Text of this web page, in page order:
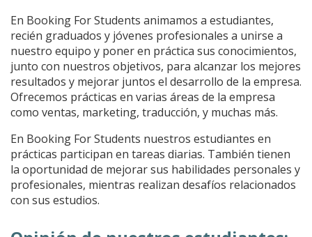
En Booking For Students animamos a estudiantes,
recién graduados y jóvenes profesionales a unirse a
nuestro equipo y poner en práctica sus conocimientos,
junto con nuestros objetivos, para alcanzar los mejores
resultados y mejorar juntos el desarrollo de la empresa.
Ofrecemos prácticas en varias áreas de la empresa
como ventas, marketing, traducción, y muchas más.
En Booking For Students nuestros estudiantes en
prácticas participan en tareas diarias. También tienen
la oportunidad de mejorar sus habilidades personales y
profesionales, mientras realizan desafíos relacionados
con sus estudios.